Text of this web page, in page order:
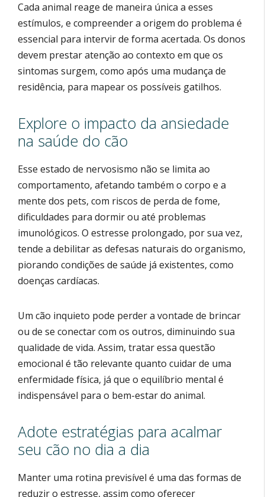
Cada animal reage de maneira única a esses
estímulos, e compreender a origem do problema é
essencial para intervir de forma acertada. Os donos
devem prestar atenção ao contexto em que os
sintomas surgem, como após uma mudança de
residência, para mapear os possíveis gatilhos.
Explore o impacto da ansiedade
na saúde do cão
Esse estado de nervosismo não se limita ao
comportamento, afetando também o corpo e a
mente dos pets, com riscos de perda de fome,
dificuldades para dormir ou até problemas
imunológicos. O estresse prolongado, por sua vez,
tende a debilitar as defesas naturais do organismo,
piorando condições de saúde já existentes, como
doenças cardíacas.
Um cão inquieto pode perder a vontade de brincar
ou de se conectar com os outros, diminuindo sua
qualidade de vida. Assim, tratar essa questão
emocional é tão relevante quanto cuidar de uma
enfermidade física, já que o equilíbrio mental é
indispensável para o bem-estar do animal.
Adote estratégias para acalmar
seu cão no dia a dia
Manter uma rotina previsível é uma das formas de
reduzir o estresse, assim como oferecer